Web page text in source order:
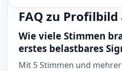
FAQ zu
Wie viele Stimmen
erstes belastbares
Mit 5 Stimmen und